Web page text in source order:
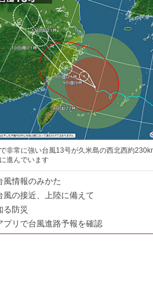
非常に強い台風13号が久米島の西北西約
進んでいます
風情報のみかた
風の接近、上陸に備えて
る防災
プリで台風進路予報を確認